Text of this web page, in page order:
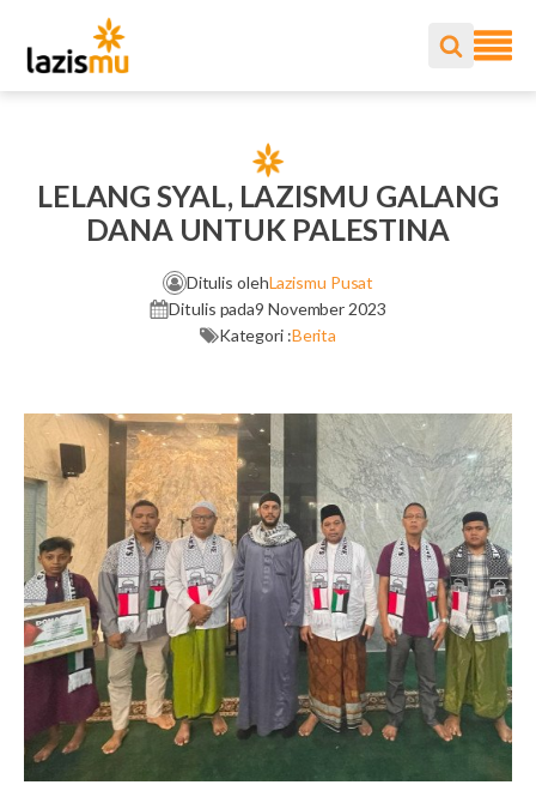
LELANG SYAL, LAZISMU GALANG
DANA UNTUK PALESTINA
Ditulis olehLazismu Pusat
Ditulis pada9 November 2023
Kategori :Berita